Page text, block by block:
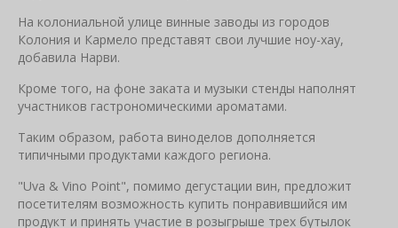
На колониальной улице винные заводы из городов
Колония и Кармело представят свои лучшие ноу-хау,
добавила Нарви.
Кроме того, на фоне заката и музыки стенды наполнят
участников гастрономическими ароматами.
Таким образом, работа виноделов дополняется
типичными продуктами каждого региона.
"Uva & Vino Point", помимо дегустации вин, предложит
посетителям возможность купить понравившийся им
продукт и принять участие в розыгрыше трех бутылок